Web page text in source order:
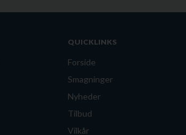
QUICKLINKS
Forside
Smagninger
Nyheder
Tilbud
Vilkår